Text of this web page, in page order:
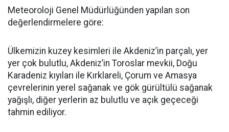
Meteoroloji Genel Müdürlüğünden yapılan son
değerlendirmelere göre:
Ülkemizin kuzey kesimleri ile Akdeniz’in parçalı, yer
yer çok bulutlu, Akdeniz’in Toroslar mevkii, Doğu
Karadeniz kıyıları ile Kırklareli, Çorum ve Amasya
çevrelerinin yerel sağanak ve gök gürültülü sağanak
yağışlı, diğer yerlerin az bulutlu ve açık geçeceği
tahmin ediliyor.